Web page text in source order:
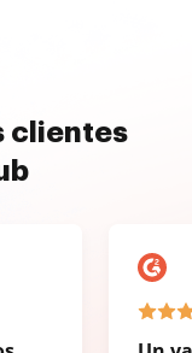
clientes